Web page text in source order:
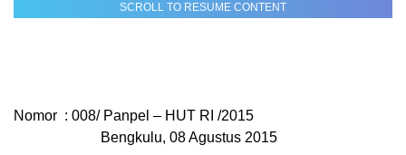
SCROLL TO RESUME CONTENT
Nomor : 008/ Panpel – HUT RI /2015
Bengkulu, 08 Agustus 2015